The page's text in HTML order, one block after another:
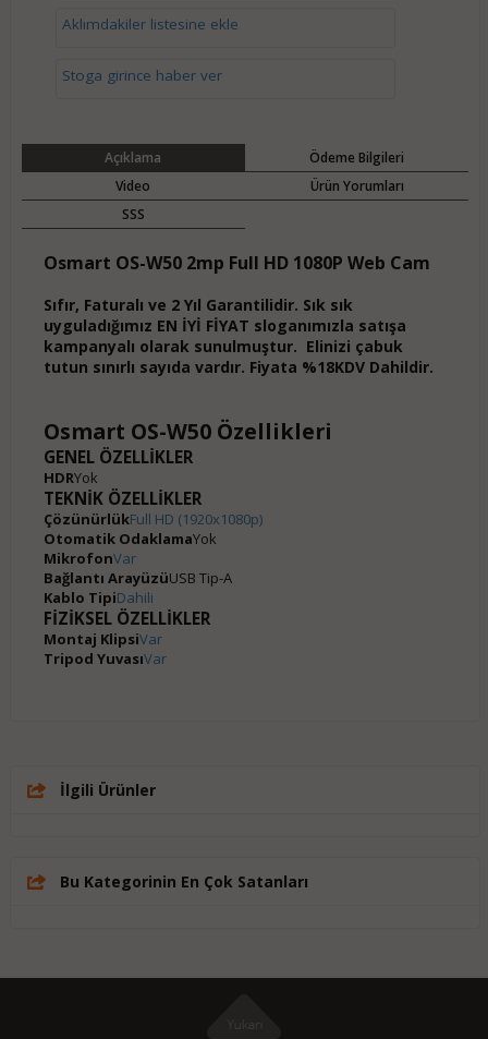
Aklımdakiler listesine ekle
Stoga girince haber ver
Açıklama
Ödeme Bilgileri
Video
Ürün Yorumları
SSS
Osmart OS-W50 2mp Full HD 1080P Web Cam
Sıfır, Faturalı ve 2 Yıl Garantilidir. Sık sık
uyguladığımız EN İYİ FİYAT sloganımızla satışa
kampanyalı olarak sunulmuştur. Elinizi çabuk
tutun sınırlı sayıda vardır. Fiyata %18KDV Dahildir.
Osmart OS-W50 Özellikleri
GENEL ÖZELLİKLER
HDRYok
TEKNİK ÖZELLİKLER
ÇözünürlükFull HD (1920x1080p)
Otomatik OdaklamaYok
MikrofonVar
Bağlantı ArayüzüUSB Tip-A
Kablo TipiDahili
FİZİKSEL ÖZELLİKLER
Montaj KlipsiVar
Tripod YuvasıVar
İlgili Ürünler
Bu Kategorinin En Çok Satanları